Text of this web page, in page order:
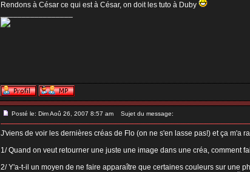
Rendons à César ce qui est à César, on doit les tuto à Duby
_________________
Posté le: Dim Aoû 26, 2007 8:57 am Sujet du message:
J'viens de voir les dernières créas de Flo (on ne s'en lasse pas!) et ça m'a
1/ Quand on veut retourner une juste une image dans une créa, comment
2/ Y'a-t-il un moyen de ne faire apparaître que certaines couleurs sur une